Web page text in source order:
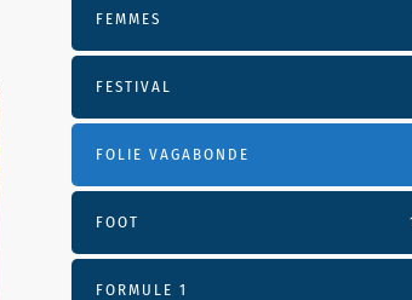
FEMMES
FESTIVAL
FOLIE VAGABONDE
FOOT
FORMULE 1